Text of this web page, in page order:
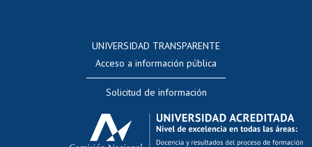
Evaluación docente
Calificación académica
Postulación al AUCAI
UNIVERSIDAD TRANSPARENTE
Acceso a información pública
Solicitud de información